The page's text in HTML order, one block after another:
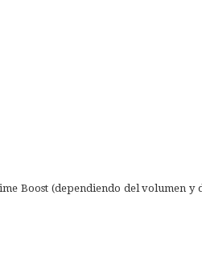
Boost (dependiendo del volumen y